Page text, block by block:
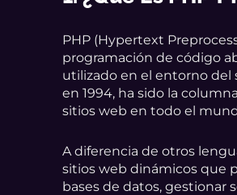
PHP (Hypertext
programación de código
utilizado en el entorno del
en 1994, ha sido la
sitios web en todo el
A diferencia de otros
sitios web dinámicos que
bases de datos, gestionar